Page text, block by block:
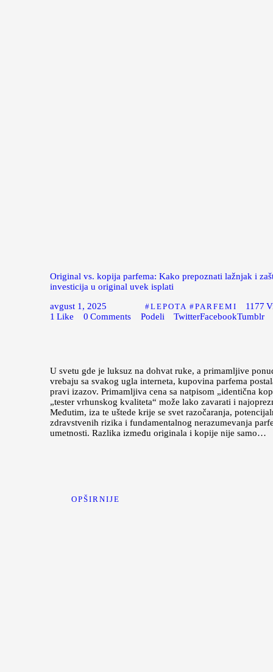
Original vs. kopija parfema: Kako prepoznati lažnjak i
investicija u original uvek isplati
avgust 1, 2025
LEPOTA PARFEMI 1177
1 Like 0 Comments Podeli TwitterFacebookTumblr
U svetu gde je luksuz na dohvat ruke, a primamljive
vrebaju sa svakog ugla interneta, kupovina parfema
pravi izazov. Primamljiva cena sa natpisom „identična
„tester vrhunskog kvaliteta“ može lako zavarati i
Međutim, iza te uštede krije se svet razočaranja,
zdravstvenih rizika i fundamentalnog nerazumevanja
umetnosti. Razlika između originala i kopije nije samo…
OPŠIRNIJE